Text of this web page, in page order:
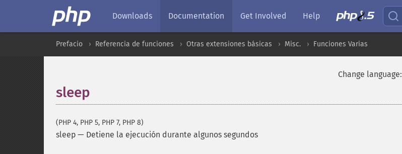
Downloads Documentation Get Involved Help
Prefacio Referencia de funciones Otras extensiones básicas Misc. Funciones Varias
Change language:
sleep
(PHP 4, PHP 5, PHP 7, PHP 8)
sleep — Detiene la ejecución durante algunos segundos